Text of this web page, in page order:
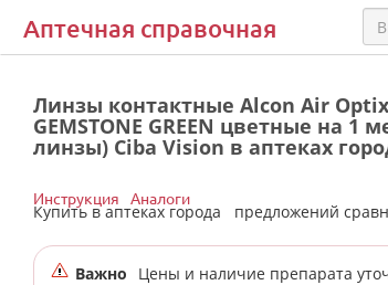
Аптечная справочная
Линзы контактные Alcon Air
GEMSTONE GREEN цветные на 1
линзы) Ciba Vision в аптеках
Купить в аптеках города предложений
Инструкция Аналоги
Важно Цены и наличие препарата